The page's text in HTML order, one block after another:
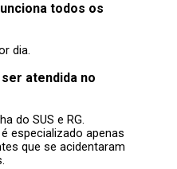
todos os
dia.
atendida no
do SUS e RG.
especializado apenas
que se acidentaram